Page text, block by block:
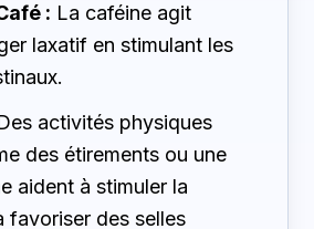
: La caféine agit
laxatif en stimulant les
activités physiques
des étirements ou une
aident à stimuler la
favoriser des selles